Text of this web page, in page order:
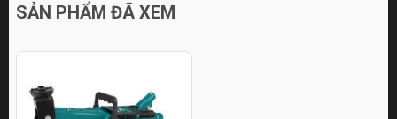
SẢN PHẨM ĐÃ XEM